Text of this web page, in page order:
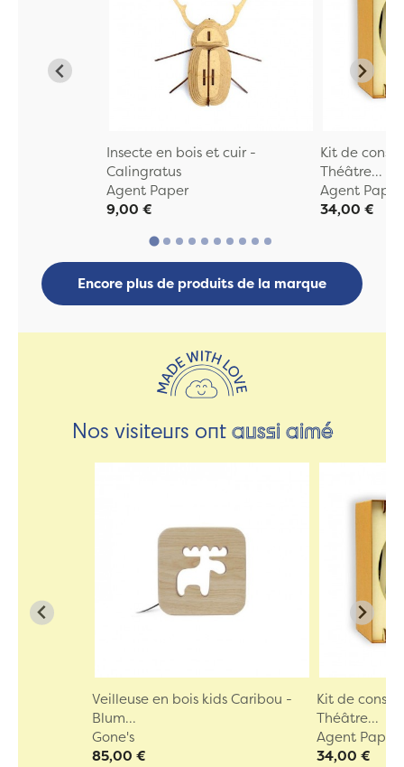
Insecte en bois et cuir -
Calingratus
Agent Paper
9,00 €
Kit de
Théâtre...
Agent Paper
34,00 €
Encore plus de produits de la marque
Nos visiteurs ontaussi aimé
Veilleuse en bois kids Caribou -
Blum...
Gone's
85,00 €
Kit de
Théâtre...
Agent Paper
34,00 €